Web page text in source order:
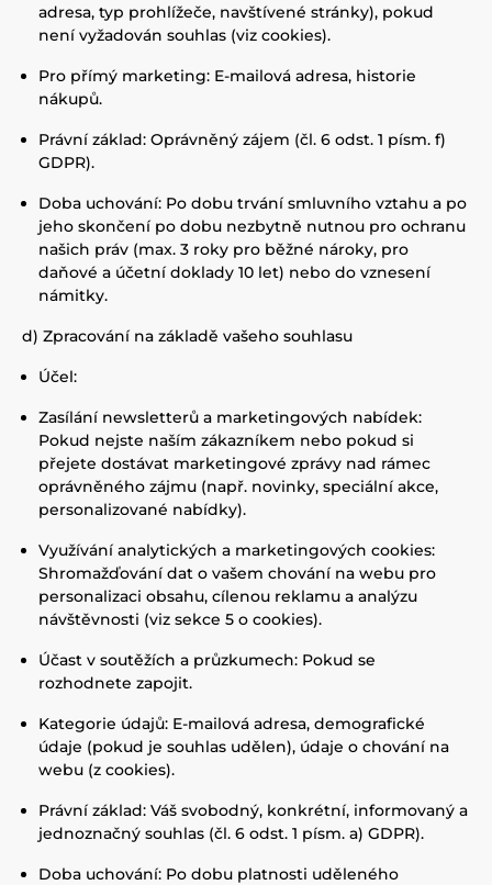
adresa, typ prohlížeče, navštívené stránky), pokud
není vyžadován souhlas (viz cookies).
Pro přímý marketing: E-mailová adresa, historie
nákupů.
Právní základ: Oprávněný zájem (čl. 6 odst. 1 písm. f)
GDPR).
Doba uchování: Po dobu trvání smluvního vztahu a po
jeho skončení po dobu nezbytně nutnou pro ochranu
našich práv (max. 3 roky pro běžné nároky, pro
daňové a účetní doklady 10 let) nebo do vznesení
námitky.
d) Zpracování na základě vašeho souhlasu
Účel:
Zasílání newsletterů a marketingových nabídek:
Pokud nejste naším zákazníkem nebo pokud si
přejete dostávat marketingové zprávy nad rámec
oprávněného zájmu (např. novinky, speciální akce,
personalizované nabídky).
Využívání analytických a marketingových cookies:
Shromažďování dat o vašem chování na webu pro
personalizaci obsahu, cílenou reklamu a analýzu
návštěvnosti (viz sekce 5 o cookies).
Účast v soutěžích a průzkumech: Pokud se
rozhodnete zapojit.
Kategorie údajů: E-mailová adresa, demografické
údaje (pokud je souhlas udělen), údaje o chování na
webu (z cookies).
Právní základ: Váš svobodný, konkrétní, informovaný a
jednoznačný souhlas (čl. 6 odst. 1 písm. a) GDPR).
Doba uchování: Po dobu platnosti uděleného